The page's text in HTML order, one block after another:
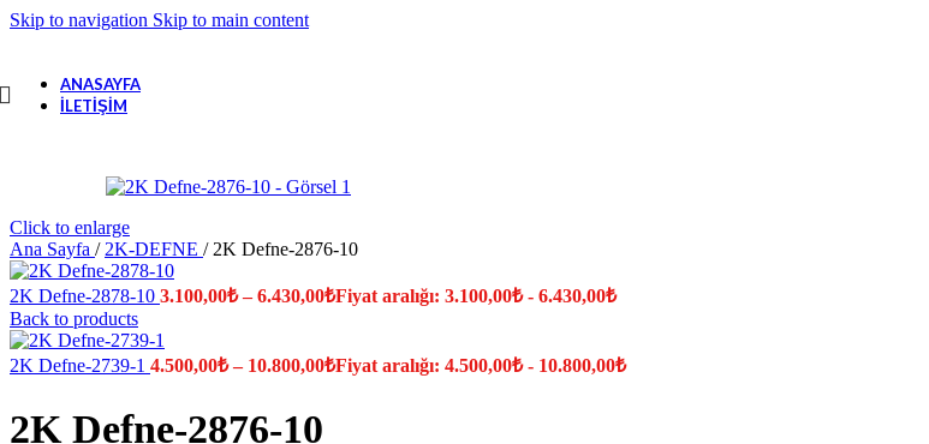
Skip to navigation Skip to main content
ANASAYFA
İLETIŞIM
Click to enlarge
Ana Sayfa / 2K-DEFNE / 2K Defne-2876-10
2K Defne-2878-10 3.100,00₺ –6.430,00₺Fiyat aralığı: 3.100,00₺ - 6.430,00₺
Back to products
2K Defne-2739-1 4.500,00₺ – 10.800,00₺Fiyat aralığı: 4.500,00₺ - 10.800,00₺
2K Defne-2876-10